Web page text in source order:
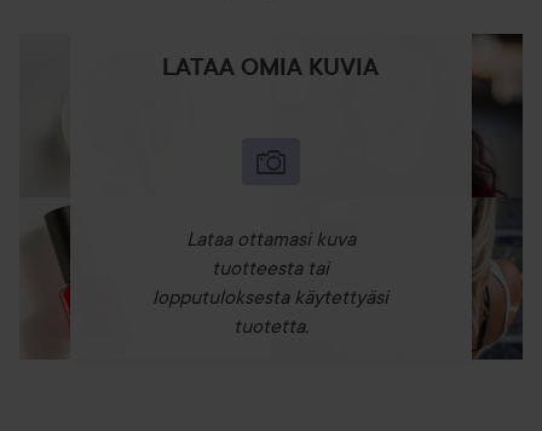
LATAA OMIA KUVIA
Lataa ottamasi kuva
tuotteesta tai
lopputuloksesta käytettyäsi
tuotetta.